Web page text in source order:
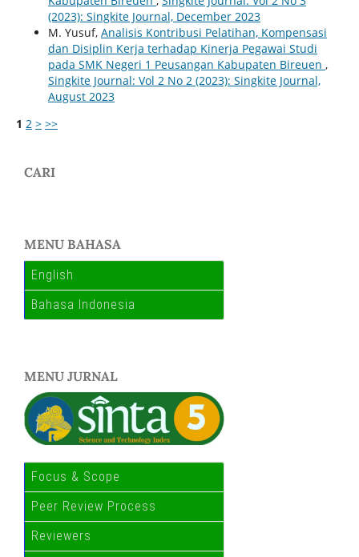
(2023): Singkite Journal, December 2023
M. Yusuf, Analisis Kontribusi Pelatihan, Kompensasi
dan Disiplin Kerja terhadap Kinerja Pegawai Studi
pada SMK Negeri 1 Peusangan Kabupaten Bireuen ,
Singkite Journal: Vol 2 No 2 (2023): Singkite Journal,
August 2023
1 2 > >>
CARI
MENU BAHASA
English
Bahasa Indonesia
MENU JURNAL
Focus & Scope
Peer Review Process
Reviewers